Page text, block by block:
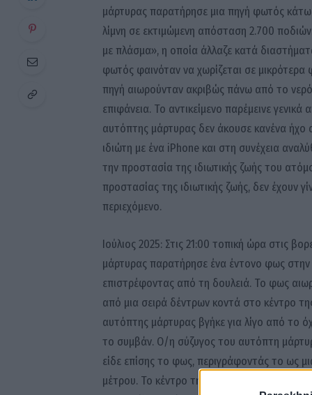
μάρτυρας παρατήρησε μια πηγή φωτός
λίμνη σε εκτιμώμενη απόσταση 2.700
με πλάσμα», η οποία άλλαζε κατά
φωτός φαινόταν να χωρίζεται σε
πηγή αιωρούνταν ακριβώς πάνω από το νερό
επιφάνεια. Το αντικείμενο παρέμεινε
αυτόπτης μάρτυρας δεν άκουσε κανένα ήχο
ιδιώτη με ένα iPhone και στη συνέχεια
την προστασία της ιδιωτικής ζωής του
προστασίας της ιδιωτικής ζωής, δεν έχουν
περιεχόμενο.
Ιούλιος 2025: Στις 21:00 τοπική ώρα στις
μάρτυρας παρατήρησε ένα έντονο φως
επιστρέφοντας από τη δουλειά. Το φως
από μια σειρά δέντρων κοντά στο κέντρο
αυτόπτης μάρτυρας βγήκε για λίγο από το
το συμβάν. Ο/η σύζυγος του αυτόπτη
είδε επίσης το φως, περιγράφοντάς το ως
μέτρου. Το κέντρο της κόκκινης σφαίρας